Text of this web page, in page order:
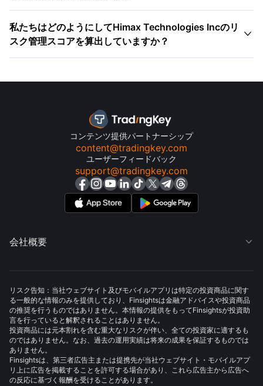
私たちはどのようにしてHimax Technologies Incのリ
スク管理スコアを算出していますか？

コンテンツ提供パートナーシップ
content@tradingkey.com
ユーザーフィードバック
support@tradingkey.com
会社概要 
リスク告知：当社ウェブサイト及びモバイルアプリは特定の投資商品に関す
る一般的な情報のみを提供しており、Finsightsは金融アドバイスや投資商品
の推奨を行うものではありません。本情報の提供をもってFinsightsが投資助
言を行っていると解釈されることはありません。
投資商品には元本割れを含む重大なリスクが伴い、全ての投資家に適するも
のではありません。なお、過去の運用実績は将来の成果を保証するものでは
ありません。
Finsightsは、第三者広告主または提携先が当社ウェブサイト・モバイルアプ
リ上に広告を掲載することを許可する場合があり、これら広告主から広告へ
の反応に基づく報酬を受けることがあります。